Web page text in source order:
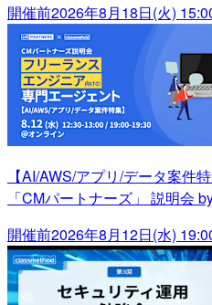
開催前2026年8月18日(火)
【AI/AWS/アプリ/データ案件
「CMパートナーズ」 説明会
開催前2026年8月12日(水)